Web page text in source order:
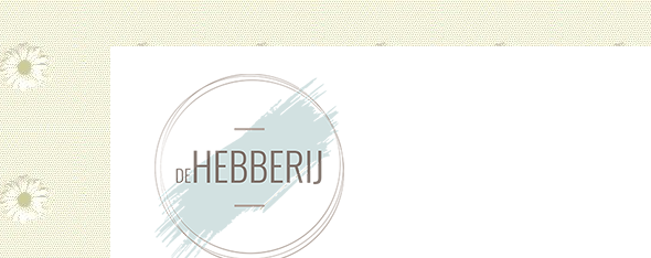
door
naar
navigatie
direct
naar
inhoud